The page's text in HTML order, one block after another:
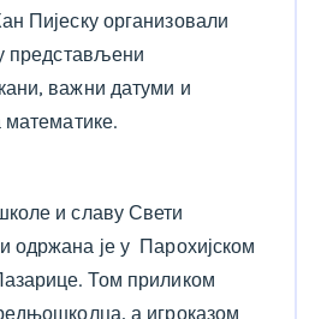
Пијеску организовали
представљени
важни датуми и
математике.
и славу Свети
одржана је у Парохијском
Том приликом
а игроказом